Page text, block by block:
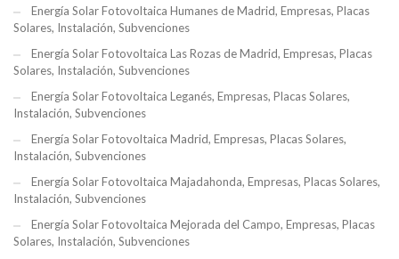
Energía Solar Fotovoltaica Humanes de Madrid, Empresas, Placas
Solares, Instalación, Subvenciones
Energía Solar Fotovoltaica Las Rozas de Madrid, Empresas, Placas
Solares, Instalación, Subvenciones
Energía Solar Fotovoltaica Leganés, Empresas, Placas Solares,
Instalación, Subvenciones
Energía Solar Fotovoltaica Madrid, Empresas, Placas Solares,
Instalación, Subvenciones
Energía Solar Fotovoltaica Majadahonda, Empresas, Placas Solares,
Instalación, Subvenciones
Energía Solar Fotovoltaica Mejorada del Campo, Empresas, Placas
Solares, Instalación, Subvenciones